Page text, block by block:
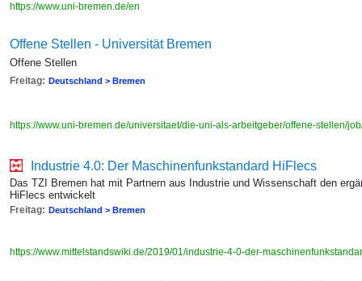
https://www.uni-bremen.de/en
Offene Stellen - Universität Bremen
Offene Stellen
Freitag: Deutschland > Bremen
https://www.uni-bremen.de/universitaet/die-uni-als-arbeitgeber/offene-stellen/
Industrie 4.0: Der Maschinen­funk­standard HiFlecs
Das TZI Bremen hat mit Partnern aus Industrie und Wissenschaft den
HiFlecs entwickelt
Freitag: Deutschland > Bremen
https://www.mittelstandswiki.de/2019/01/industrie-4-0-der-